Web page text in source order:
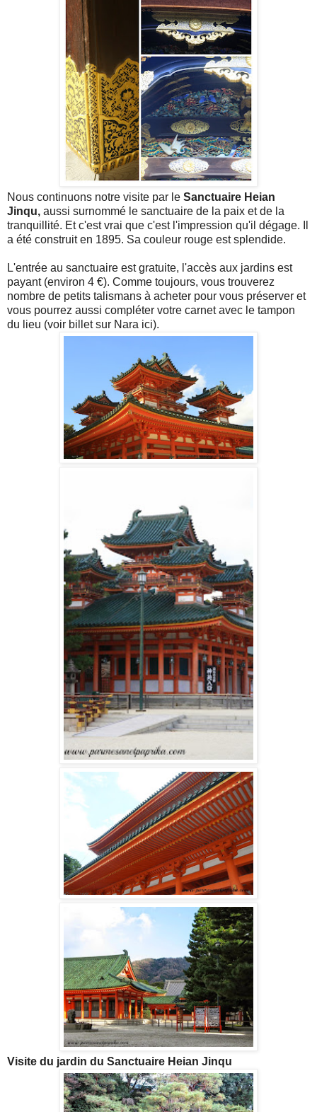
Nous continuons notre visite par le Sanctuaire Heian
Jinqu, aussi surnommé le sanctuaire de la paix et de la
tranquillité. Et c'est vrai que c'est l'impression qu'il dégage.
a été construit en 1895. Sa couleur rouge est splendide.
L'entrée au sanctuaire est gratuite, l'accès aux jardins est
payant (environ 4 €). Comme toujours, vous trouverez
nombre de petits talismans à acheter pour vous préserver et
vous pourrez aussi compléter votre carnet avec le tampon
du lieu (voir billet sur Nara ici).
Visite du jardin du Sanctuaire Heian Jinqu